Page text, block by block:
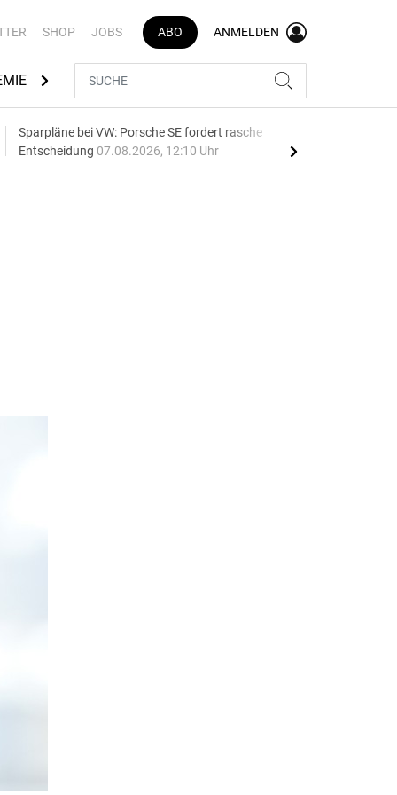
SHOP JOBS ABO ANMELDEN
AUTOMARKEN
Sparpläne bei VW: Porsche SE fordert rasche
Entscheidung 07.08.2026, 12:10 Uhr